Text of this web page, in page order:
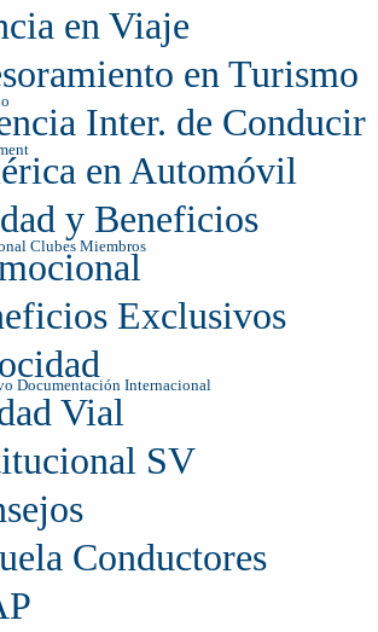
Clubes Miembros
Documentación Internacional
en Viaje
en Turismo
Inter. de Conducir
en Automóvil
y Beneficios
Exclusivos
Vial
SV
Conductores